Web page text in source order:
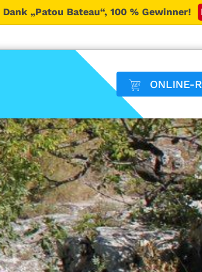
Dank „Patou Bateau“, 100 % Gewinner!
ONLINE-